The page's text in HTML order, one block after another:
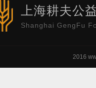
上海耕夫公
Shanghai GengFu
2016